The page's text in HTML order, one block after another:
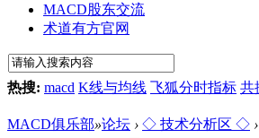
MACD股东交流
术道有方官网
热搜: macd K线与均线 飞狐分时指标 共
MACD俱乐部»论坛 › ◇ 技术分析区 ◇ ›